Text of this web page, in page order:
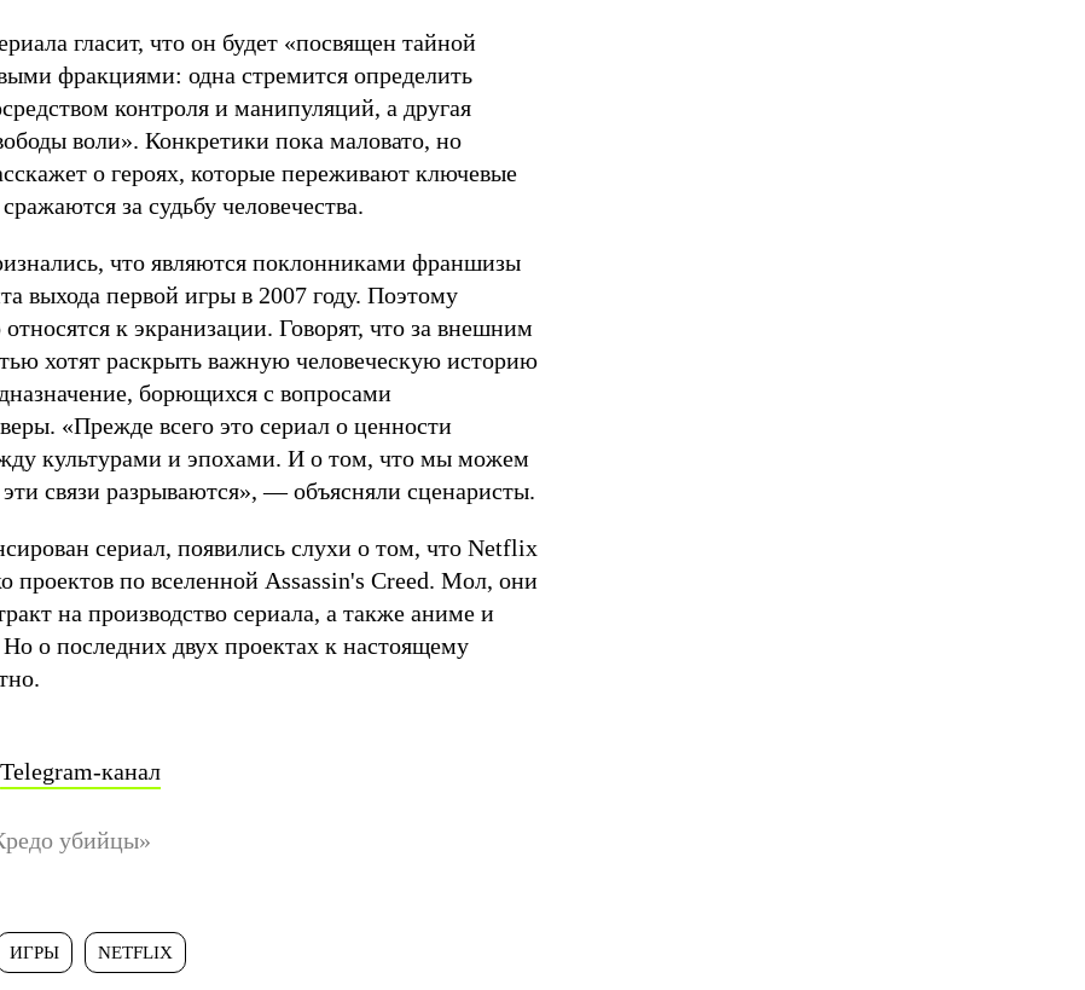
гласит, что он будет «посвящен тайной
фракциями: одна стремится определить
контроля и манипуляций, а другая
воли». Конкретики пока маловато, но
о героях, которые переживают ключевые
за судьбу человечества.
что являются поклонниками франшизы
выхода первой игры в 2007 году. Поэтому
к экранизации. Говорят, что за внешним
хотят раскрыть важную человеческую историю
борющихся с вопросами
«Прежде всего это сериал о ценности
культурами и эпохами. И о том, что мы можем
эти связи разрываются», — объясняли сценаристы.
сериал, появились слухи о том, что Netflix
проектов по вселенной Assassin's Creed. Мол, они
на производство сериала, а также аниме и
о последних двух проектах к настоящему
Telegram-канал
убийцы»
ИГРЫ NETFLIX